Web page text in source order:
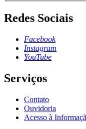
Redes Sociais
Facebook
Instagram
YouTube
Serviços
Contato
Ouvidoria
Acesso à